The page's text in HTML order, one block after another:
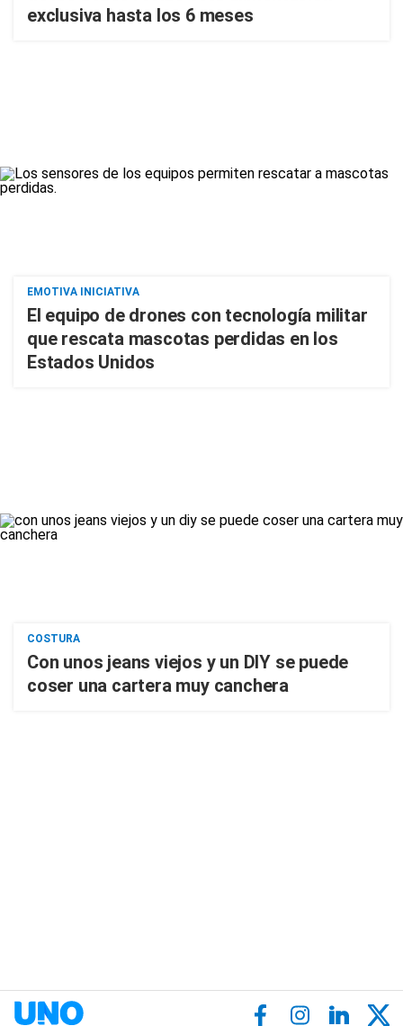
exclusiva hasta los 6 meses
EMOTIVA INICIATIVA
El equipo de drones con tecnología militar
que rescata mascotas perdidas en los
Estados Unidos
COSTURA
Con unos jeans viejos y un DIY se puede
coser una cartera muy canchera